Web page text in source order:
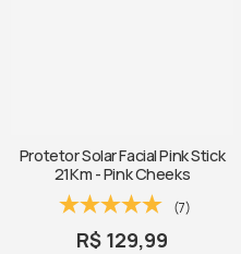
Protetor Solar Facial Pink Stick
21Km - Pink Cheeks
(7)
R$ 129,99